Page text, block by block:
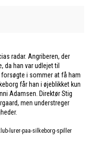
radar. Angriberen, der
da han var udlejet til
i sommer at få ham
får han i øjeblikket kun
Adamsen. Direktør Stig
men understreger
lurer-paa-silkeborg-spiller